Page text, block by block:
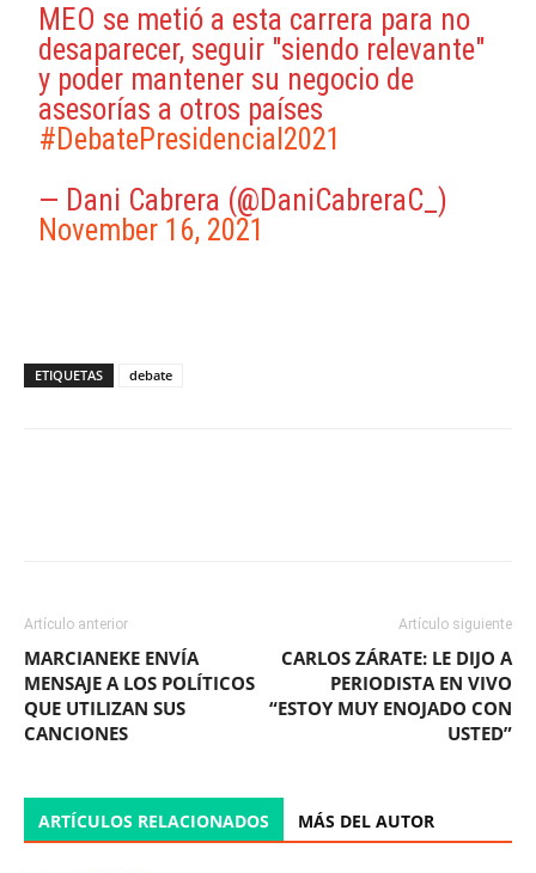
MEO se metió a esta carrera para no
desaparecer, seguir "siendo relevante"
y poder mantener su negocio de
asesorías a otros países
#DebatePresidencial2021
— Dani Cabrera (@DaniCabreraC_)
November 16, 2021
ETIQUETAS debate
Artículo anterior
MARCIANEKE ENVÍA
MENSAJE A LOS POLÍTICOS
QUE UTILIZAN SUS
CANCIONES
Artículo siguiente
CARLOS ZÁRATE: LE DIJO A
PERIODISTA EN VIVO
“ESTOY MUY ENOJADO CON
USTED”
ARTÍCULOS RELACIONADOS MÁS DEL AUTOR